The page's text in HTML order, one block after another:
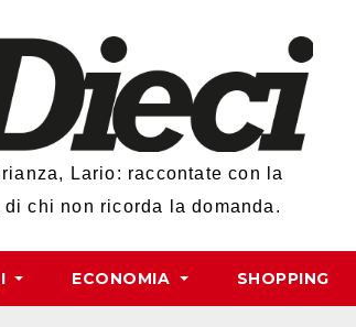
Lario: raccontate con la
di chi non ricorda la domanda.
ECONOMIA SHOPPING